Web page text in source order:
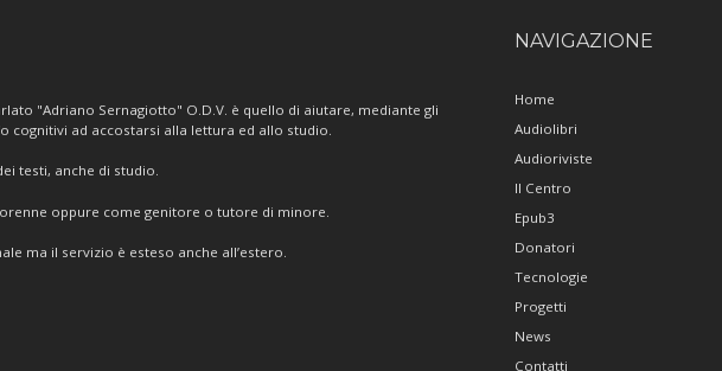
"Adriano Sernagiotto" O.D.V. è quello di aiutare, mediante gli
cognitivi ad accostarsi alla lettura ed allo studio.
testi, anche di studio.
oppure come genitore o tutore di minore.
ma il servizio è esteso anche all’estero.
NAVIGAZIONE
Home
Audiolibri
Audioriviste
Il Centro
Epub3
Donatori
Tecnologie
Progetti
News
Contatti